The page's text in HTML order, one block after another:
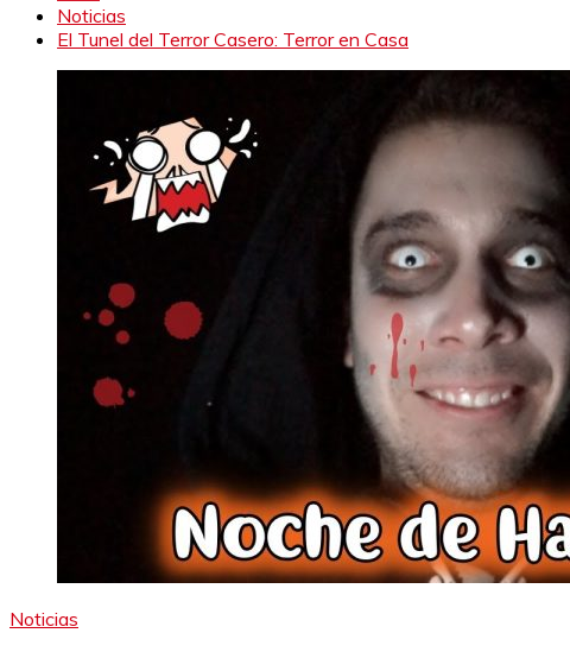
Noticias
El Tunel del Terror Casero: Terror en Casa
Noticias